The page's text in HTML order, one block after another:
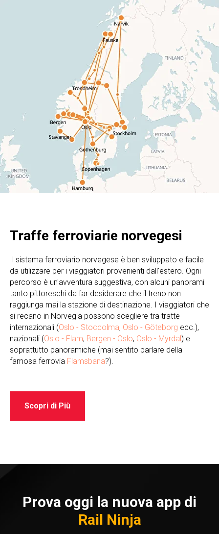
Traffe ferroviarie norvegesi
Il sistema ferroviario norvegese è ben sviluppato e facile
da utilizzare per i viaggiatori provenienti dall'estero. Ogni
percorso è un'avventura suggestiva, con alcuni panorami
tanto pittoreschi da far desiderare che il treno non
raggiunga mai la stazione di destinazione. I viaggiatori che
si recano in Norvegia possono scegliere tra tratte
internazionali (Oslo - Stoccolma, Oslo - Göteborg ecc.),
nazionali (Oslo - Flam, Bergen - Oslo, Oslo - Myrdal) e
soprattutto panoramiche (mai sentito parlare della
famosa ferrovia Flamsbana?).
Scopri di Più
Prova oggi la nuova app di
Rail Ninja